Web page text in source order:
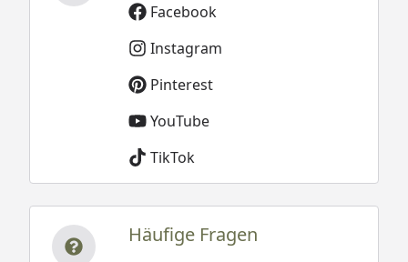
Facebook
Instagram
Pinterest
YouTube
TikTok
Häufige Fragen